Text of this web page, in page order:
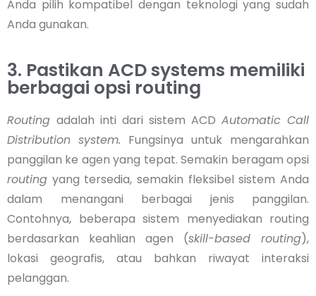
Anda pilih kompatibel dengan teknologi yang sudah
Anda gunakan.
3. Pastikan ACD systems memiliki
berbagai opsi routing
Routing adalah inti dari sistem ACD Automatic Call
Distribution system. Fungsinya untuk mengarahkan
panggilan ke agen yang tepat. Semakin beragam opsi
routing yang tersedia, semakin fleksibel sistem Anda
dalam menangani berbagai jenis panggilan.
Contohnya, beberapa sistem menyediakan routing
berdasarkan keahlian agen (skill-based routing),
lokasi geografis, atau bahkan riwayat interaksi
pelanggan.